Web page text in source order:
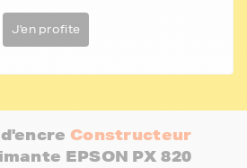
J'en profite
Constructeur
EPSON PX 820